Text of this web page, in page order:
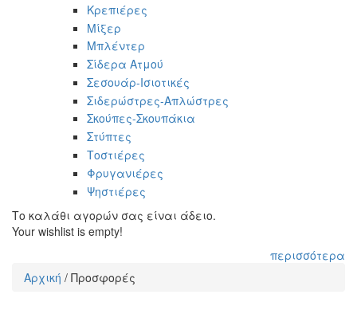
Κρεπιέρες
Μίξερ
Μπλέντερ
Σίδερα Ατμού
Σεσουάρ-Ισιοτικές
Σιδερώστρες-Απλώστρες
Σκούπες-Σκουπάκια
Στύπτες
Τοστιέρες
Φρυγανιέρες
Ψηστιέρες
Το καλάθι αγορών σας είναι άδειο.
Your wishlist is empty!
περισσότερα
Είστε εδώ
Αρχική / Προσφορές